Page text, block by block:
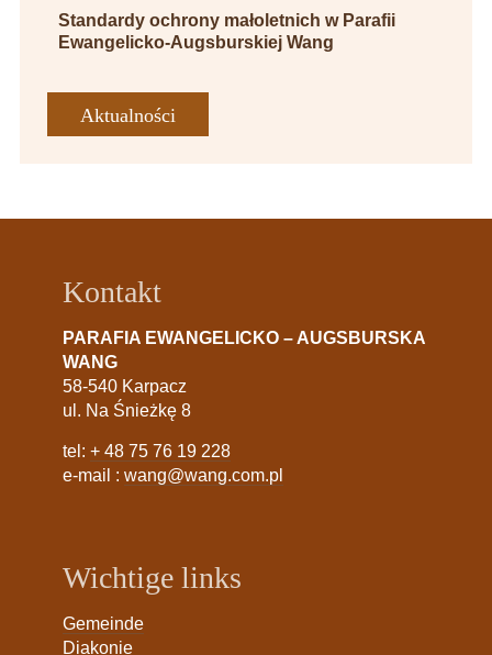
Standardy ochrony małoletnich w Parafii
Ewangelicko-Augsburskiej Wang
Aktualności
Kontakt
PARAFIA EWANGELICKO – AUGSBURSKA
WANG
58-540 Karpacz
ul. Na Śnieżkę 8
tel: + 48 75 76 19 228
e-mail : wang@wang.com.pl
Wichtige links
Gemeinde
Diakonie